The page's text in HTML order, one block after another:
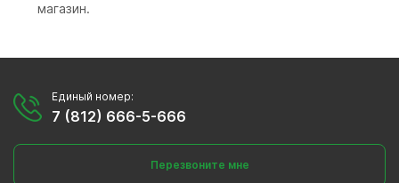
магазин.
Единый номер:
7 (812) 666-5-666
Перезвоните мне